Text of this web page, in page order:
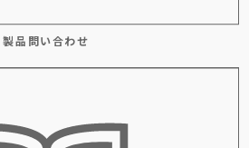
製品問い合わせ